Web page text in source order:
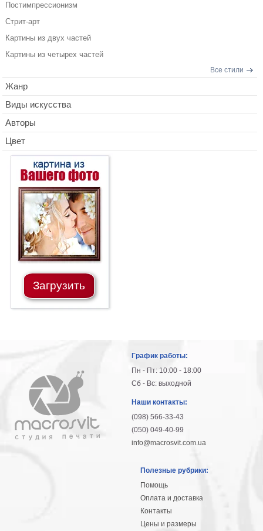
Постимпрессионизм
Стрит-арт
Картины из двух частей
Картины из четырех частей
Все стили
Жанр
Виды искусства
Авторы
Цвет
Загрузить
График работы:
Пн - Пт: 10:00 - 18:00
Сб - Вс: выходной
Наши контакты:
(098) 566-33-43
(050) 049-40-99
info@macrosvit.com.ua
Полезные рубрики:
Помощь
Оплата и доставка
Контакты
Цены и размеры